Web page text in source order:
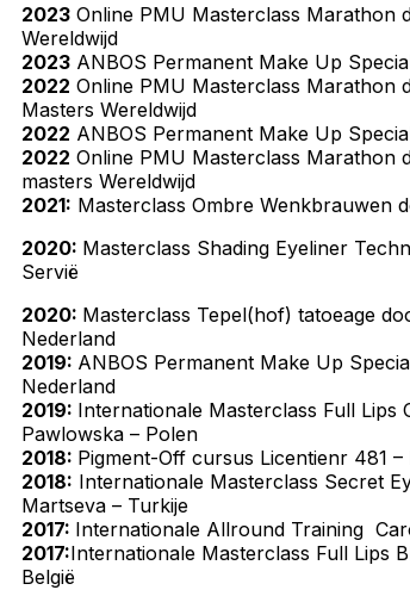
2023 Online PMU Masterclass Marathon
Wereldwijd
2023 ANBOS Permanent Make Up
2022 Online PMU Masterclass Marathon
Masters Wereldwijd
2022 ANBOS Permanent Make Up
2022 Online PMU Masterclass Marathon
masters Wereldwijd
2021: Masterclass Ombre Wenkbrauwen
2020: Masterclass Shading Eyeliner
Servië
2020: Masterclass Tepel(hof) tatoeage
Nederland
2019: ANBOS Permanent Make Up
Nederland
2019: Internationale Masterclass Full Lips
Pawlowska – Polen
2018: Pigment-Off cursus Licentienr 481 –
2018: Internationale Masterclass Secret
Martseva – Turkije
2017: Internationale Allround Training
2017:Internationale Masterclass Full Lips
België